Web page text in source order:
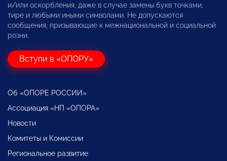
и/или оскорбления, даже в случае замены букв точками,
тире и любыми иными символами. Не допускаются
сообщения, призывающие к межнациональной и социальной
розни.
Вступи в «ОПОРУ»
Об «ОПОРЕ РОССИИ»
Ассоциация «НП «ОПОРА»
Новости
Комитеты и Комиссии
Региональное развитие